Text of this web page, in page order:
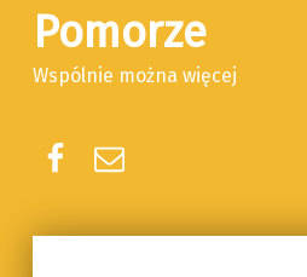
Pomorze
Wspólnie można więcej
Facebook